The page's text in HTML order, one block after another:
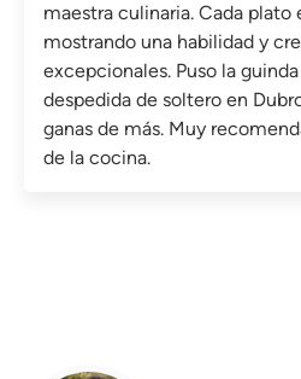
maestra culinaria. Cada plato
mostrando una habilidad y
excepcionales. Puso la
despedida de soltero en
ganas de más. Muy
de la cocina.